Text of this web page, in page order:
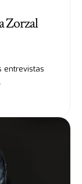
Zorzal
entrevistas